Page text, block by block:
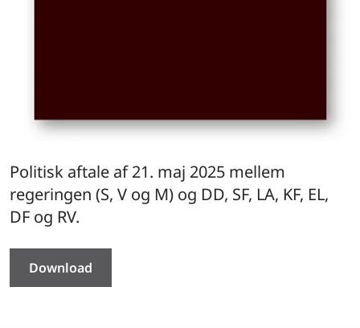
Politisk aftale af 21. maj 2025 mellem
regeringen (S, V og M) og DD, SF, LA, KF, EL,
DF og RV.
Download